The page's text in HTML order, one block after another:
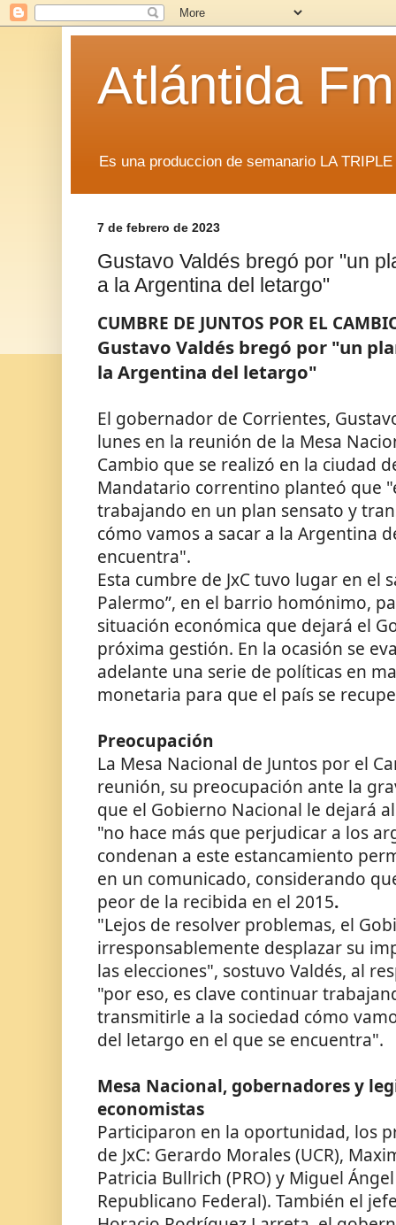
Atlántida
Es una produccion de semanario LA
7 de febrero de 2023
Gustavo Valdés bregó por "un
a la Argentina del letargo"
CUMBRE DE JUNTOS POR EL
Gustavo Valdés bregó por "un
la Argentina del letargo"
El gobernador de Corrientes,
lunes en la reunión de la Mesa
Cambio que se realizó en la ciudad
Mandatario correntino planteó que
trabajando en un plan sensato y
cómo vamos a sacar a la Argentina
encuentra".
Esta cumbre de JxC tuvo lugar en el
Palermo”, en el barrio homónimo,
situación económica que dejará el
próxima gestión. En la ocasión se
adelante una serie de políticas en
monetaria para que el país se
Preocupación
La Mesa Nacional de Juntos por el
reunión, su preocupación ante la
que el Gobierno Nacional le dejará
"no hace más que perjudicar a los
condenan a este estancamiento
en un comunicado, considerando
peor de la recibida en el 2015.
"Lejos de resolver problemas, el
irresponsablemente desplazar su
las elecciones", sostuvo Valdés, al
"por eso, es clave continuar
transmitirle a la sociedad cómo
del letargo en el que se encuentra".
Mesa Nacional, gobernadores y
economistas
Participaron en la oportunidad, los
de JxC: Gerardo Morales (UCR),
Patricia Bullrich (PRO) y Miguel
Republicano Federal). También el